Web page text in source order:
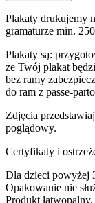
Plakaty drukujemy
gramaturze min.
Plakaty są:
że Twój plakat
bez ramy
do ram z passe-
Zdjęcia
poglądowy.
Certyfikaty i
Dla dzieci powyżej
Opakowanie nie
Produkt